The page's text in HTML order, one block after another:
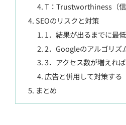
T：Trustworthiness（信
SEOのリスクと対策
1．結果が出るまでに最
2．Googleのアルゴリズ
3．アクセス数が増えれ
広告と併用して対策する
まとめ